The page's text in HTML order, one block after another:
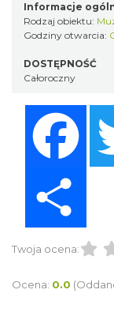
Informacje
Rodzaj obiektu:
Godziny otwarcia:
DOSTĘPNOŚĆ
Całoroczny
Twoja ocena:
Ocena: 0.0